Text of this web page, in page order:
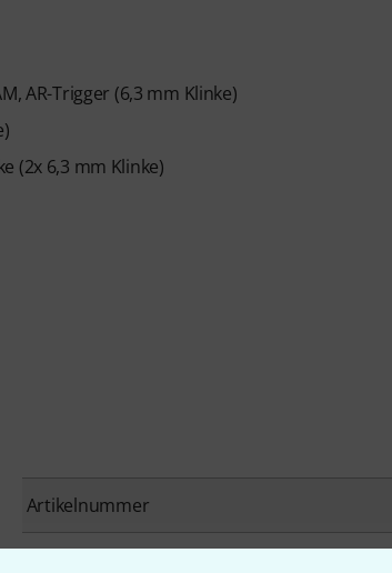
AR-Trigger (6,3 mm Klinke)
(2x 6,3 mm Klinke)
Artikelnummer